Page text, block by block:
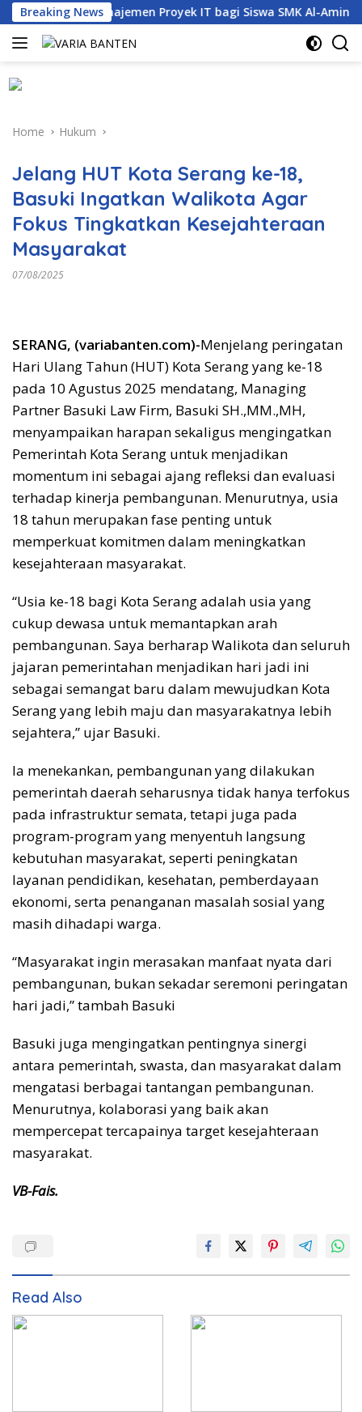
Skip
to
content
Breaking News
dan Manajemen Proyek IT bagi Siswa SMK Al-Amin
Home Hukum
Jelang HUT Kota Serang ke-18,
Basuki Ingatkan Walikota Agar
Fokus Tingkatkan Kesejahteraan
Masyarakat
07/08/2025
SERANG, (variabanten.com)-Menjelang peringatan
Hari Ulang Tahun (HUT) Kota Serang yang ke-18
pada 10 Agustus 2025 mendatang, Managing
Partner Basuki Law Firm, Basuki SH.,MM.,MH,
menyampaikan harapan sekaligus mengingatkan
Pemerintah Kota Serang untuk menjadikan
momentum ini sebagai ajang refleksi dan evaluasi
terhadap kinerja pembangunan. Menurutnya, usia
18 tahun merupakan fase penting untuk
memperkuat komitmen dalam meningkatkan
kesejahteraan masyarakat.
“Usia ke-18 bagi Kota Serang adalah usia yang
cukup dewasa untuk memantapkan arah
pembangunan. Saya berharap Walikota dan seluruh
jajaran pemerintahan menjadikan hari jadi ini
sebagai semangat baru dalam mewujudkan Kota
Serang yang lebih maju dan masyarakatnya lebih
sejahtera,” ujar Basuki.
Ia menekankan, pembangunan yang dilakukan
pemerintah daerah seharusnya tidak hanya terfokus
pada infrastruktur semata, tetapi juga pada
program-program yang menyentuh langsung
kebutuhan masyarakat, seperti peningkatan
layanan pendidikan, kesehatan, pemberdayaan
ekonomi, serta penanganan masalah sosial yang
masih dihadapi warga.
“Masyarakat ingin merasakan manfaat nyata dari
pembangunan, bukan sekadar seremoni peringatan
hari jadi,” tambah Basuki
Basuki juga mengingatkan pentingnya sinergi
antara pemerintah, swasta, dan masyarakat dalam
mengatasi berbagai tantangan pembangunan.
Menurutnya, kolaborasi yang baik akan
mempercepat tercapainya target kesejahteraan
masyarakat.
VB-Fais.
Read Also